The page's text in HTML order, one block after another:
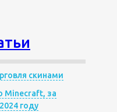
скинами
Minecraft, за
году